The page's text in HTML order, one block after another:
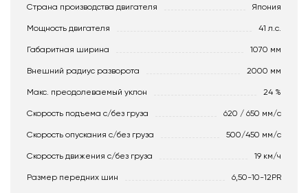
Страна производства двигателя Япония
Мощность двигателя 41 л.с.
Габаритная ширина 1070 мм
Внешний радиус разворота 2000 мм
Макс. преодолеваемый уклон 24 %
Скорость подъема с/без груза 620 / 650 мм/с
Скорость опускания c/без груза 500/450 мм/с
Скорость движения c/без груза 19 км/ч
Размер передних шин 6,50-10-12PR